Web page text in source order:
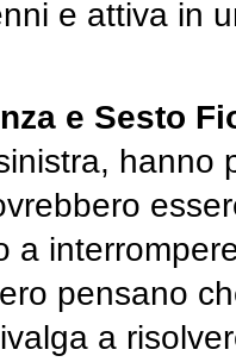
e attiva in
e Sesto
hanno
a
pensano
a